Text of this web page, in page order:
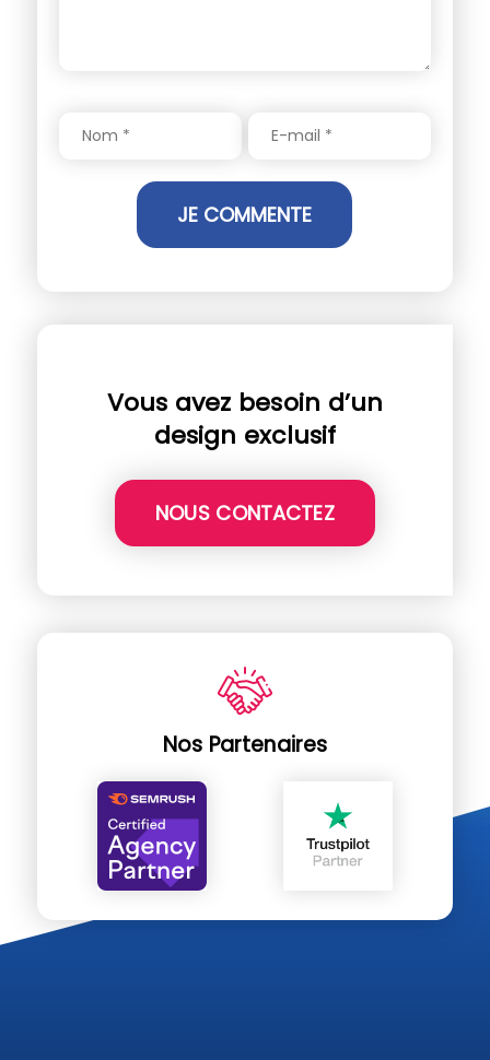
Vous avez besoin d’un
design exclusif
NOUS CONTACTEZ
Nos Partenaires